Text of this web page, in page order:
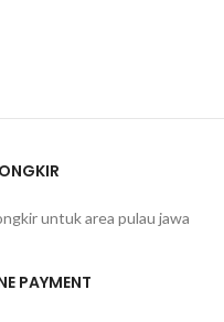
untuk area pulau jawa
PAYMENT